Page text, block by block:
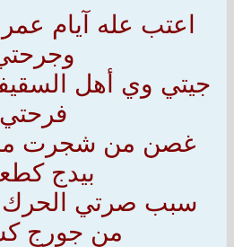
اعتب عله آيام
جيتي وي أهل
فرحتي
غصن من شجرت
بيدج
سبب صرتي الحرك
من جورج